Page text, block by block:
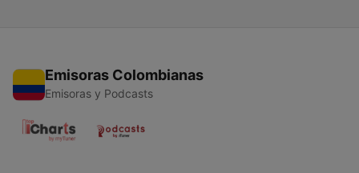
Emisoras Colombianas
Emisoras y Podcasts